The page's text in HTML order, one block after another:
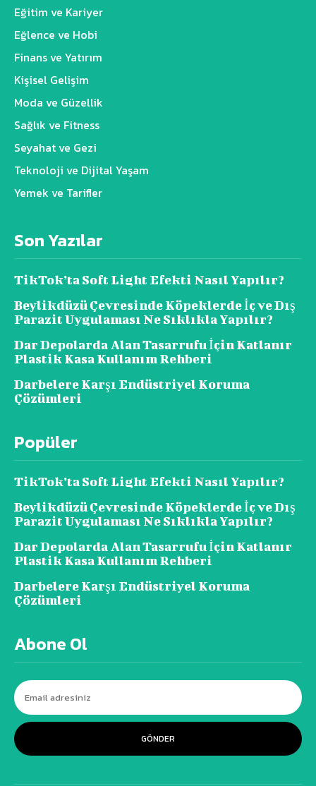
Eğitim ve Kariyer
Eğlence ve Hobi
Finans ve Yatırım
Kişisel Gelişim
Moda ve Güzellik
Sağlık ve Fitness
Seyahat ve Gezi
Teknoloji ve Dijital Yaşam
Yemek ve Tarifler
Son Yazılar
TikTok’ta Soft Light Efekti Nasıl Yapılır?
Beylikdüzü Çevresinde Köpeklerde İç ve Dış
Parazit Uygulaması Ne Sıklıkla Yapılır?
Dar Depolarda Alan Tasarrufu İçin Katlanır
Plastik Kasa Kullanım Rehberi
Darbelere Karşı Endüstriyel Koruma
Çözümleri
Popüler
TikTok’ta Soft Light Efekti Nasıl Yapılır?
Beylikdüzü Çevresinde Köpeklerde İç ve Dış
Parazit Uygulaması Ne Sıklıkla Yapılır?
Dar Depolarda Alan Tasarrufu İçin Katlanır
Plastik Kasa Kullanım Rehberi
Darbelere Karşı Endüstriyel Koruma
Çözümleri
Abone Ol
GÖNDER